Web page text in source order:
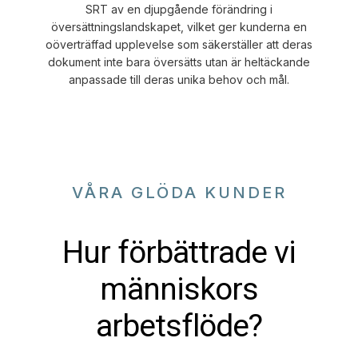
SRT av en djupgående förändring i
översättningslandskapet, vilket ger kunderna en
oöverträffad upplevelse som säkerställer att deras
dokument inte bara översätts utan är heltäckande
anpassade till deras unika behov och mål.
VÅRA GLÖDA KUNDER
Hur förbättrade vi
människors
arbetsflöde?